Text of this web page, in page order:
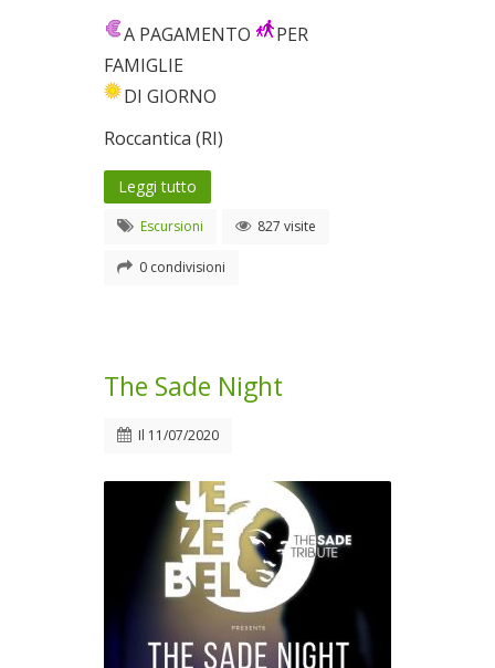
A PAGAMENTO
PER
FAMIGLIE
DI GIORNO
Roccantica (RI)
Leggi tutto
Escursioni 827 visite
0 condivisioni
The Sade Night
Il 11/07/2020